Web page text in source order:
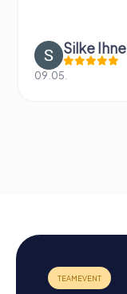
Silke Ihne
09.05.